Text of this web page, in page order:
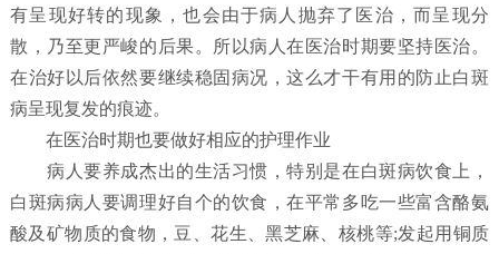
有呈现好转的现象，也会由于病人抛弃了医治，而呈现分
散，乃至更严峻的后果。所以病人在医治时期要坚持医治。
在治好以后依然要继续稳固病况，这么才干有用的防止白斑
病呈现复发的痕迹。
在医治时期也要做好相应的护理作业
病人要养成杰出的生活习惯，特别是在白斑病饮食上，
白斑病病人要调理好自个的饮食，在平常多吃一些富含酪氨
酸及矿物质的食物，豆、花生、黑芝麻、核桃等;发起用铜质